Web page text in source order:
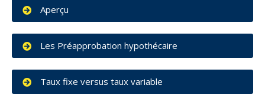
Aperçu
Les Préapprobation hypothécaire
Taux fixe versus taux variable